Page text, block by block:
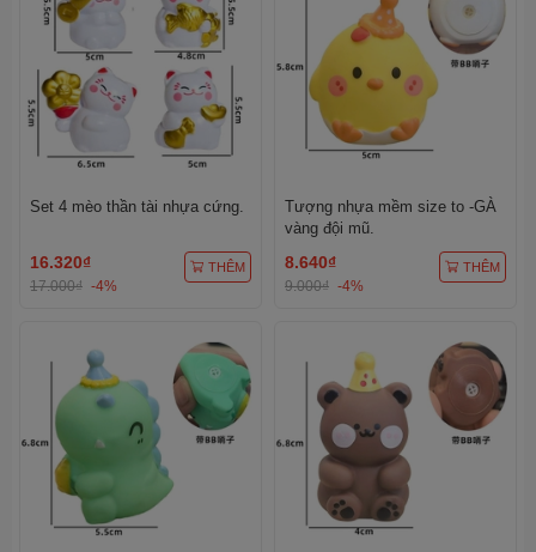
Set 4 mèo thần tài nhựa cứng.
16.320₫
17.000₫ -4%
THÊM
Tượng nhựa mềm size to -GÀ
vàng đội mũ.
8.640₫
9.000₫ -4%
THÊM